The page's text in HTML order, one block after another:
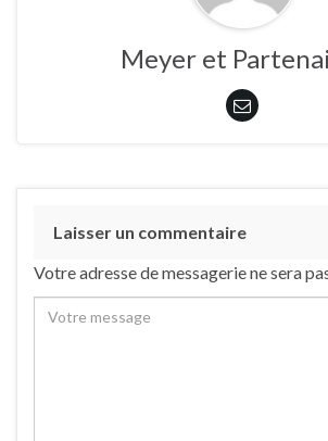
Meyer et
Laisser un commentaire
Votre adresse de messagerie ne sera